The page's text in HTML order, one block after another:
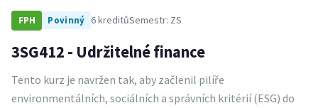
FPH Povinný 6 kreditůSemestr: ZS
3SG412 - Udržitelné finance
Tento kurz je navržen tak, aby začlenil pilíře
environmentálních, sociálních a správních kritérií (ESG) do